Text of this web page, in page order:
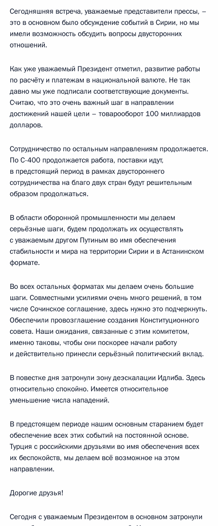
Сегодняшняя встреча, уважаемые представители прессы, –
это в основном было обсуждение событий в Сирии, но мы
имели возможность обсудить вопросы двусторонних
отношений.
Как уже уважаемый Президент отметил, развитие работы
по расчёту и платежам в национальной валюте. Не так
давно мы уже подписали соответствующие документы.
Считаю, что это очень важный шаг в направлении
достижений нашей цели – товарооборот 100 миллиардов
долларов.
Сотрудничество по остальным направлениям продолжается.
По С-400 продолжается работа, поставки идут,
в предстоящий период в рамках двустороннего
сотрудничества на благо двух стран будут решительным
образом продолжаться.
В области оборонной промышленности мы делаем
серьёзные шаги, будем продолжать их осуществлять
с уважаемым другом Путиным во имя обеспечения
стабильности и мира на территории Сирии и в Астанинском
формате.
Во всех остальных форматах мы делаем очень большие
шаги. Совместными усилиями очень много решений, в том
числе Сочинское соглашение, здесь нужно это подчеркнуть.
Обеспечили провозглашение создания Конституционного
совета. Наши ожидания, связанные с этим комитетом,
именно таковы, чтобы они поскорее начали работу
и действительно принесли серьёзный политический вклад.
В повестке дня затронули зону деэскалации Идлиба. Здесь
относительно спокойно. Имеется относительное
уменьшение числа нападений.
В предстоящем периоде нашим основным старанием будет
обеспечение всех этих событий на постоянной основе.
Турция с российскими друзьями во имя обеспечения всех
их беспокойств, мы делаем всё возможное на этом
направлении.
Дорогие друзья!
Сегодня с уважаемым Президентом в основном затронули